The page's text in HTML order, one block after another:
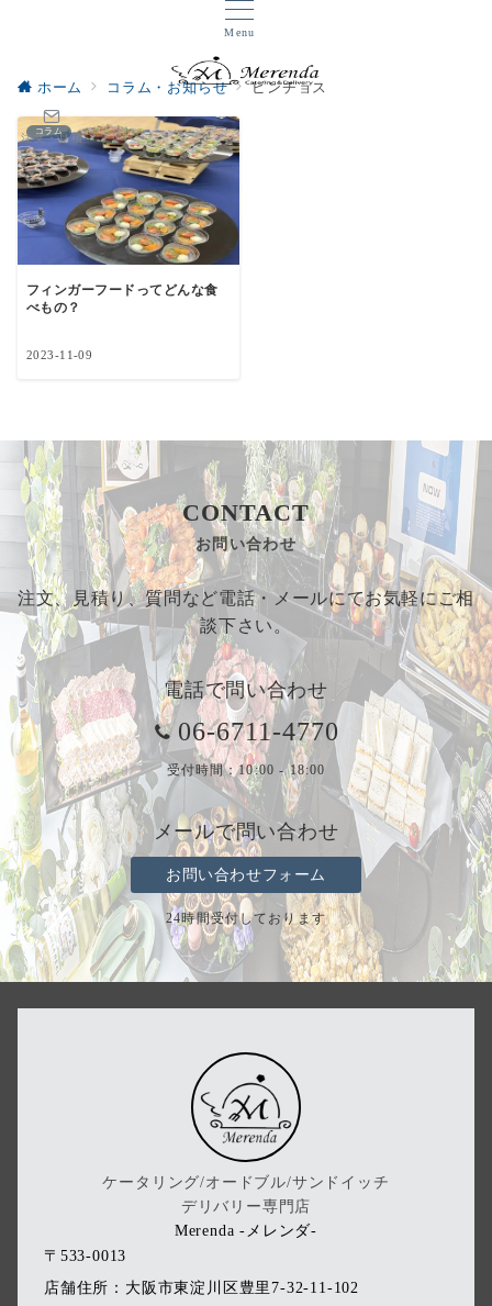
Menu
注文・見積
ホーム コラム・お知らせ ピンチョス
コラム
フィンガーフードってどんな食
べもの？
2023-11-09
CONTACT
お問い合わせ
注文、見積り、質問など電話・メールにてお気軽にご相
談下さい。
電話で問い合わせ
06-6711-4770
受付時間：10:00 - 18:00
メールで問い合わせ
お問い合わせフォーム
24時間受付しております
ケータリング/オードブル/サンドイッチ
デリバリー専門店
Merenda -メレンダ-
〒533-0013
店舗住所：大阪市東淀川区豊里7-32-11-102